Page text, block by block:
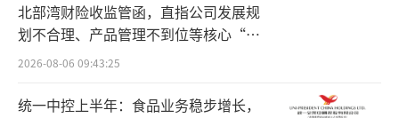
从账面来看，美的目前似乎不缺钱。
招股书显示，截至2023年年末，该公司持
有的货币资金余额约为816.74亿元，占总资产
北部湾财险收监管函，直指公司发展规
划不合理、产品管理不到位等核心“痛
点”
2026-08-06 09:43:25
统一中控上半年：食品业务稳步增长，